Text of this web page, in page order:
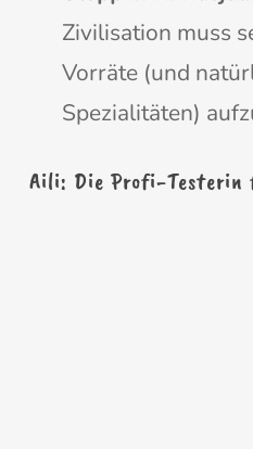
Zivilisation muss
Vorräte (und
Spezialitäten)
Aili: Die Profi-Testerin